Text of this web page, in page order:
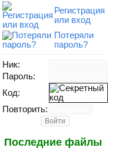
Регистрация
или вход
Потеряли
пароль?
Ник:
Пароль:
Код:
Повторить:
Последние файлы